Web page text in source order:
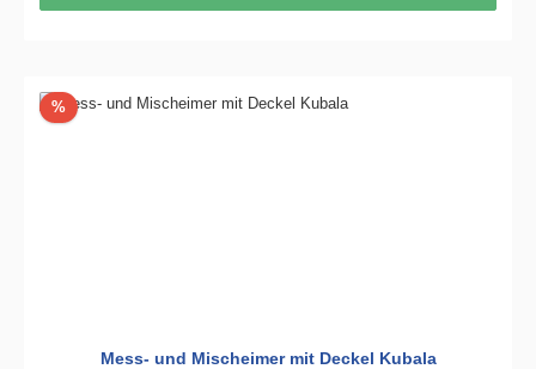
%Rabatt
Mess- und Mischeimer mit Deckel Kubala